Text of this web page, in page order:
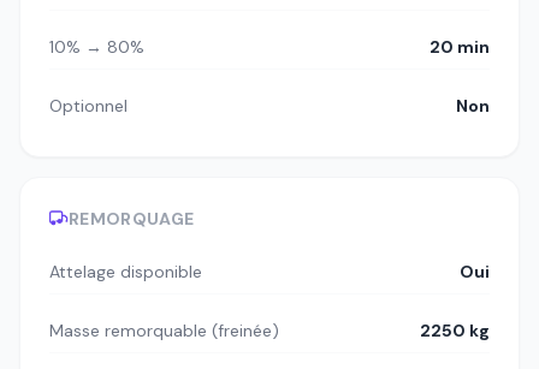
10% → 80% 20 min
Optionnel Non
REMORQUAGE
Attelage disponible Oui
Masse remorquable (freinée) 2250 kg